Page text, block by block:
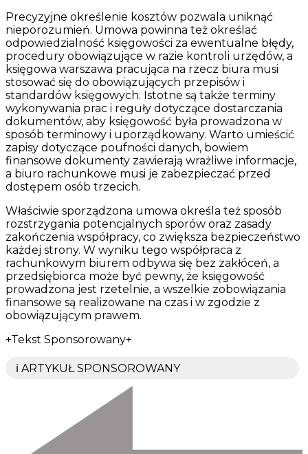
Precyzyjne określenie kosztów pozwala uniknąć
nieporozumień. Umowa powinna też określać
odpowiedzialność księgowości za ewentualne błędy,
procedury obowiązujące w razie kontroli urzędów, a
księgowa warszawa pracująca na rzecz biura musi
stosować się do obowiązujących przepisów i
standardów księgowych. Istotne są także terminy
wykonywania prac i reguły dotyczące dostarczania
dokumentów, aby księgowość była prowadzona w
sposób terminowy i uporządkowany. Warto umieścić
zapisy dotyczące poufności danych, bowiem
finansowe dokumenty zawierają wrażliwe informacje,
a biuro rachunkowe musi je zabezpieczać przed
dostępem osób trzecich.
Właściwie sporządzona umowa określa też sposób
rozstrzygania potencjalnych sporów oraz zasady
zakończenia współpracy, co zwiększa bezpieczeństwo
każdej strony. W wyniku tego współpraca z
rachunkowym biurem odbywa się bez zakłóceń, a
przedsiębiorca może być pewny, że księgowość
prowadzona jest rzetelnie, a wszelkie zobowiązania
finansowe są realizowane na czas i w zgodzie z
obowiązującym prawem.
+Tekst Sponsorowany+
ℹ️ ARTYKUŁ SPONSOROWANY